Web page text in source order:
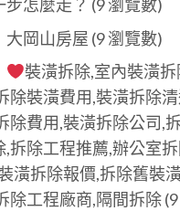
怎麼走？ (9 瀏覽數)
大岡山房屋 (9 瀏覽數)
裝潢拆除,室內裝潢
除裝潢費用,裝潢拆除
除費用,裝潢拆除公司,
,拆除工程推薦,辦公室
潢拆除報價,拆除舊裝
除工程廠商,隔間拆除(9